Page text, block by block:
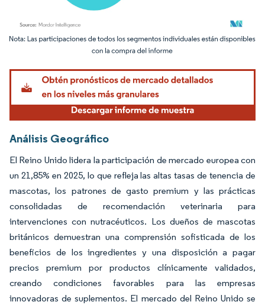
Imagen © Mordor Intelligence. El uso requiere atribución según CC BY 4.0.
Análisis Geográfico
El Reino Unido lidera la participación de mercado europea con
un 21,85% en 2025, lo que refleja las altas tasas de tenencia de
mascotas, los patrones de gasto premium y las prácticas
consolidadas de recomendación veterinaria para
intervenciones con nutracéuticos. Los dueños de mascotas
británicos demuestran una comprensión sofisticada de los
beneficios de los ingredientes y una disposición a pagar
precios premium por productos clínicamente validados,
creando condiciones favorables para las empresas
innovadoras de suplementos. El mercado del Reino Unido se